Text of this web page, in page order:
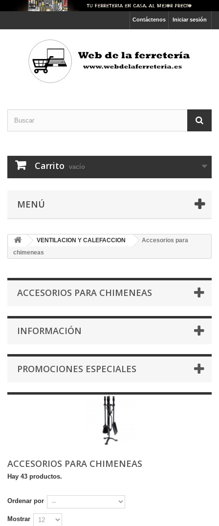
Iniciar sesión
Contáctenos
Carrito vacío
MENÚ
VENTILACION Y CALEFACCION
Accesorios para
chimeneas
ACCESORIOS PARA CHIMENEAS
INFORMACIÓN
PROMOCIONES ESPECIALES
ACCESORIOS PARA CHIMENEAS
Hay 43 productos.
Ordenar por
Mostrar